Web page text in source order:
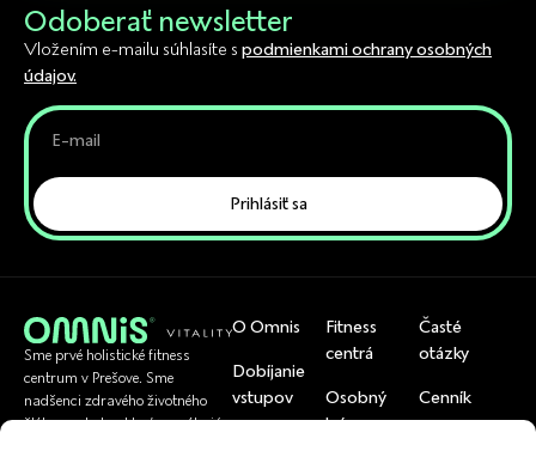
Odoberať newsletter
Vložením e-mailu súhlasíte s podmienkami ochrany osobných
údajov.
Prihlásiť sa
Sme prvé holistické fitness
centrum v Prešove. Sme
nadšenci zdravého životného
štýlu a pohybu, ktorí pomáhajú
O Omnis
Dobíjanie
vstupov
Fitness
centrá
Osobný
tréner
Časté
otázky
Cenník